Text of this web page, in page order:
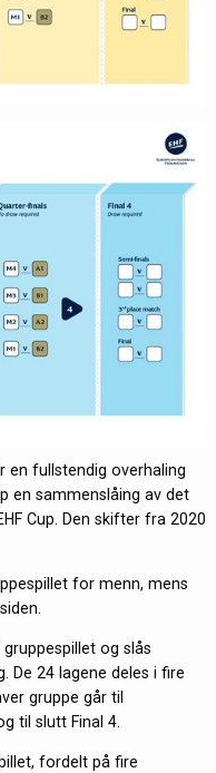
en fullstendig overhaling
en sammenslåing av det
Cup. Den skifter fra 2020
for menn, mens
og slås
De 24 lagene deles i fire
gruppe går til
til slutt Final 4.
fordelt på fire